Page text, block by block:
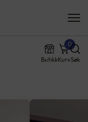
ButikkKurv
0
Søk